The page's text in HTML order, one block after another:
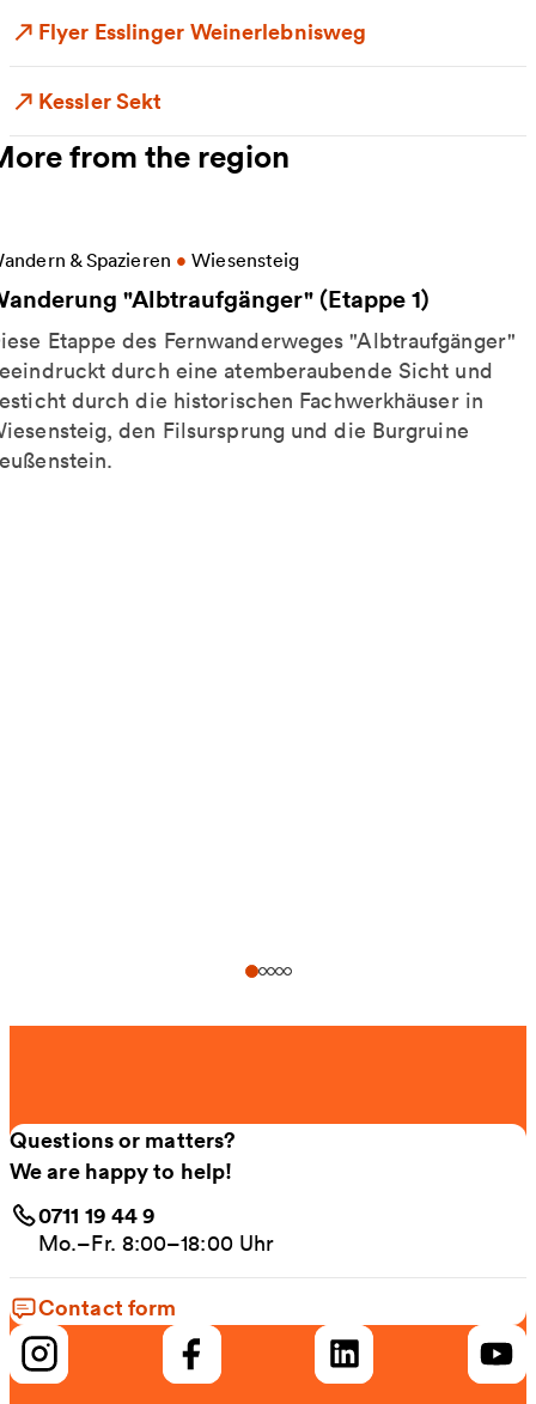
Flyer Esslinger Weinerlebnisweg
Kessler Sekt
from the region
& Spazieren • Wiesensteig
"Albtraufgänger" (Etappe 1)
Etappe des Fernwanderweges "Albtraufgänger"
durch eine atemberaubende Sicht und
durch die historischen Fachwerkhäuser in
den Filsursprung und die Burgruine
information on Wanderung "Albtraufgänger"
Questions or matters?
We are happy to help!
0711 19 44 9
Mo.–Fr. 8:00–18:00 Uhr
Contact form